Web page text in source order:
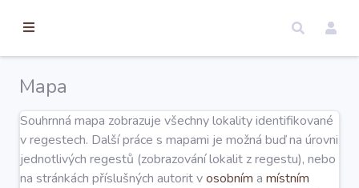
Úvod
Edice
Mapa
Souhrnná mapa zobrazuje všechny lokality identifikované
v regestech. Další práce s mapami je možná buď na úrovni
jednotlivých regestů (zobrazování lokalit z regestu), nebo
na stránkách příslušných autorit vosobním a místním